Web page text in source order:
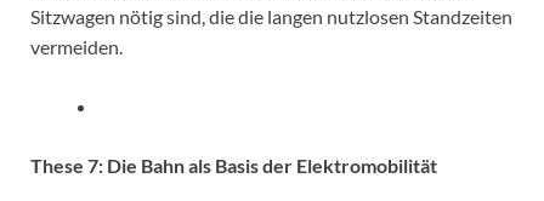
Sitzwagen nötig sind, die die langen nutzlosen Standzeiten
vermeiden.
These 7: Die Bahn als Basis der Elektromobilität